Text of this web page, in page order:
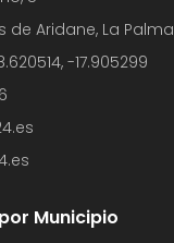
de Aridane, La Palma
-17.905299
Municipio